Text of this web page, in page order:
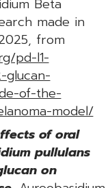
Beta
made in
from
pd-l1-
glucan-
of-the-
model/
of oral
pullulans
on